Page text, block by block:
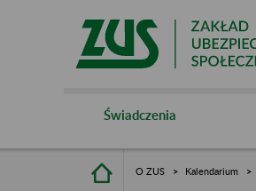
Świadczenia
O ZUS Kalendarium